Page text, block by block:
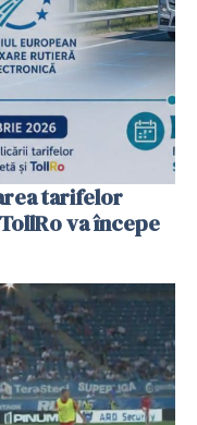
tarifelor
va începe